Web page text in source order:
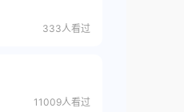
333人看过
11009人看过